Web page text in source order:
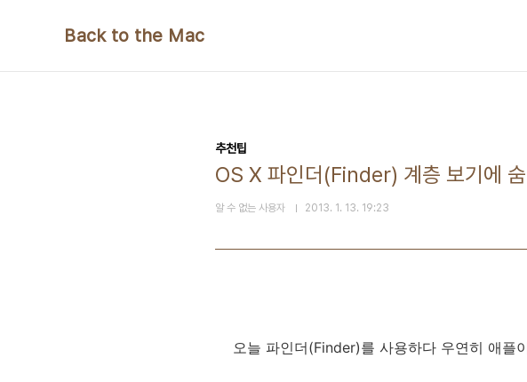
Back to the Mac
추천팁
OS X 파인더(Finder) 계층 보기에
알 수 없는 사용자 2013. 1. 13. 19:23
오늘 파인더(Finder)를 사용하다 우연히 애플